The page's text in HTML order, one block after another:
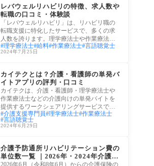
レバウェルリハビリの特徴、求人数や
転職の口コミ・体験談
「レバウェルリハビリ」は、リハビリ職の
転職支援に特化したサービスで、多くの求
人数を誇ります。理学療法士や作業療法
士、言語
理学療法士 給料 作業療法士 言語聴覚士
2024年7月25日
カイテクとは？介護・看護師の単発バ
イトアプリの評判・口コミ
カイテクは、介護・看護師・理学療法士や
作業療法士などの介護向けの単発バイトを
提供するワークシェアリングサービスで
す。ブラ
介護支援専門員 理学療法士 作業療法士
言語聴覚士
2024年6月29日
介護予防通所リハビリテーション費の
単位数一覧 ｜2026年・2024年介護報
酬改定対応
2026年6月（令和8年6月）からの介護保険の